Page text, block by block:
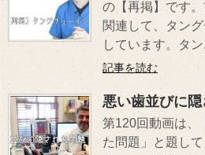
の【再掲】です
関連して、タン
しています。タン
記事を読む
悪い歯並びに
第120回動画は、
た問題」と題し